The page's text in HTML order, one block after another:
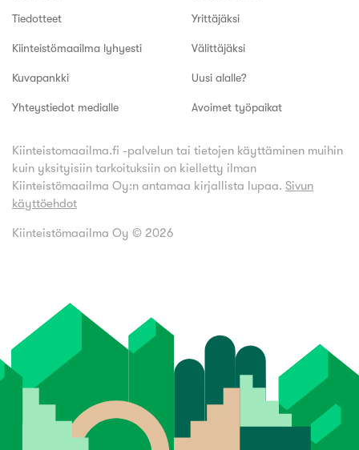
Tiedotteet
Kiinteistömaailma lyhyesti
Kuvapankki
Yhteystiedot medialle
Yrittäjäksi
Välittäjäksi
Uusi alalle?
Avoimet työpaikat
Kiinteistomaailma.fi -palvelun tai tietojen käyttäminen muihin
kuin yksityisiin tarkoituksiin on kielletty ilman
Kiinteistömaailma Oy:n antamaa kirjallista lupaa. Sivun
käyttöehdot
Kiinteistömaailma Oy © 2026